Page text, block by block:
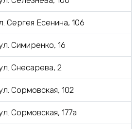
Сергея Есенина, 106
Симиренко, 16
Снесарева, 2
Сормовская, 102
Сормовская, 177а